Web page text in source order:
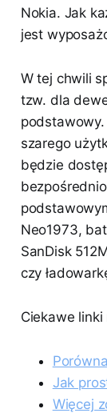
Nokia. Jak
jest
W tej chwili
tzw. dla
szarego
będzie
Neo1973,
SanDisk
czy
Ciekawe
Jak
Więcej